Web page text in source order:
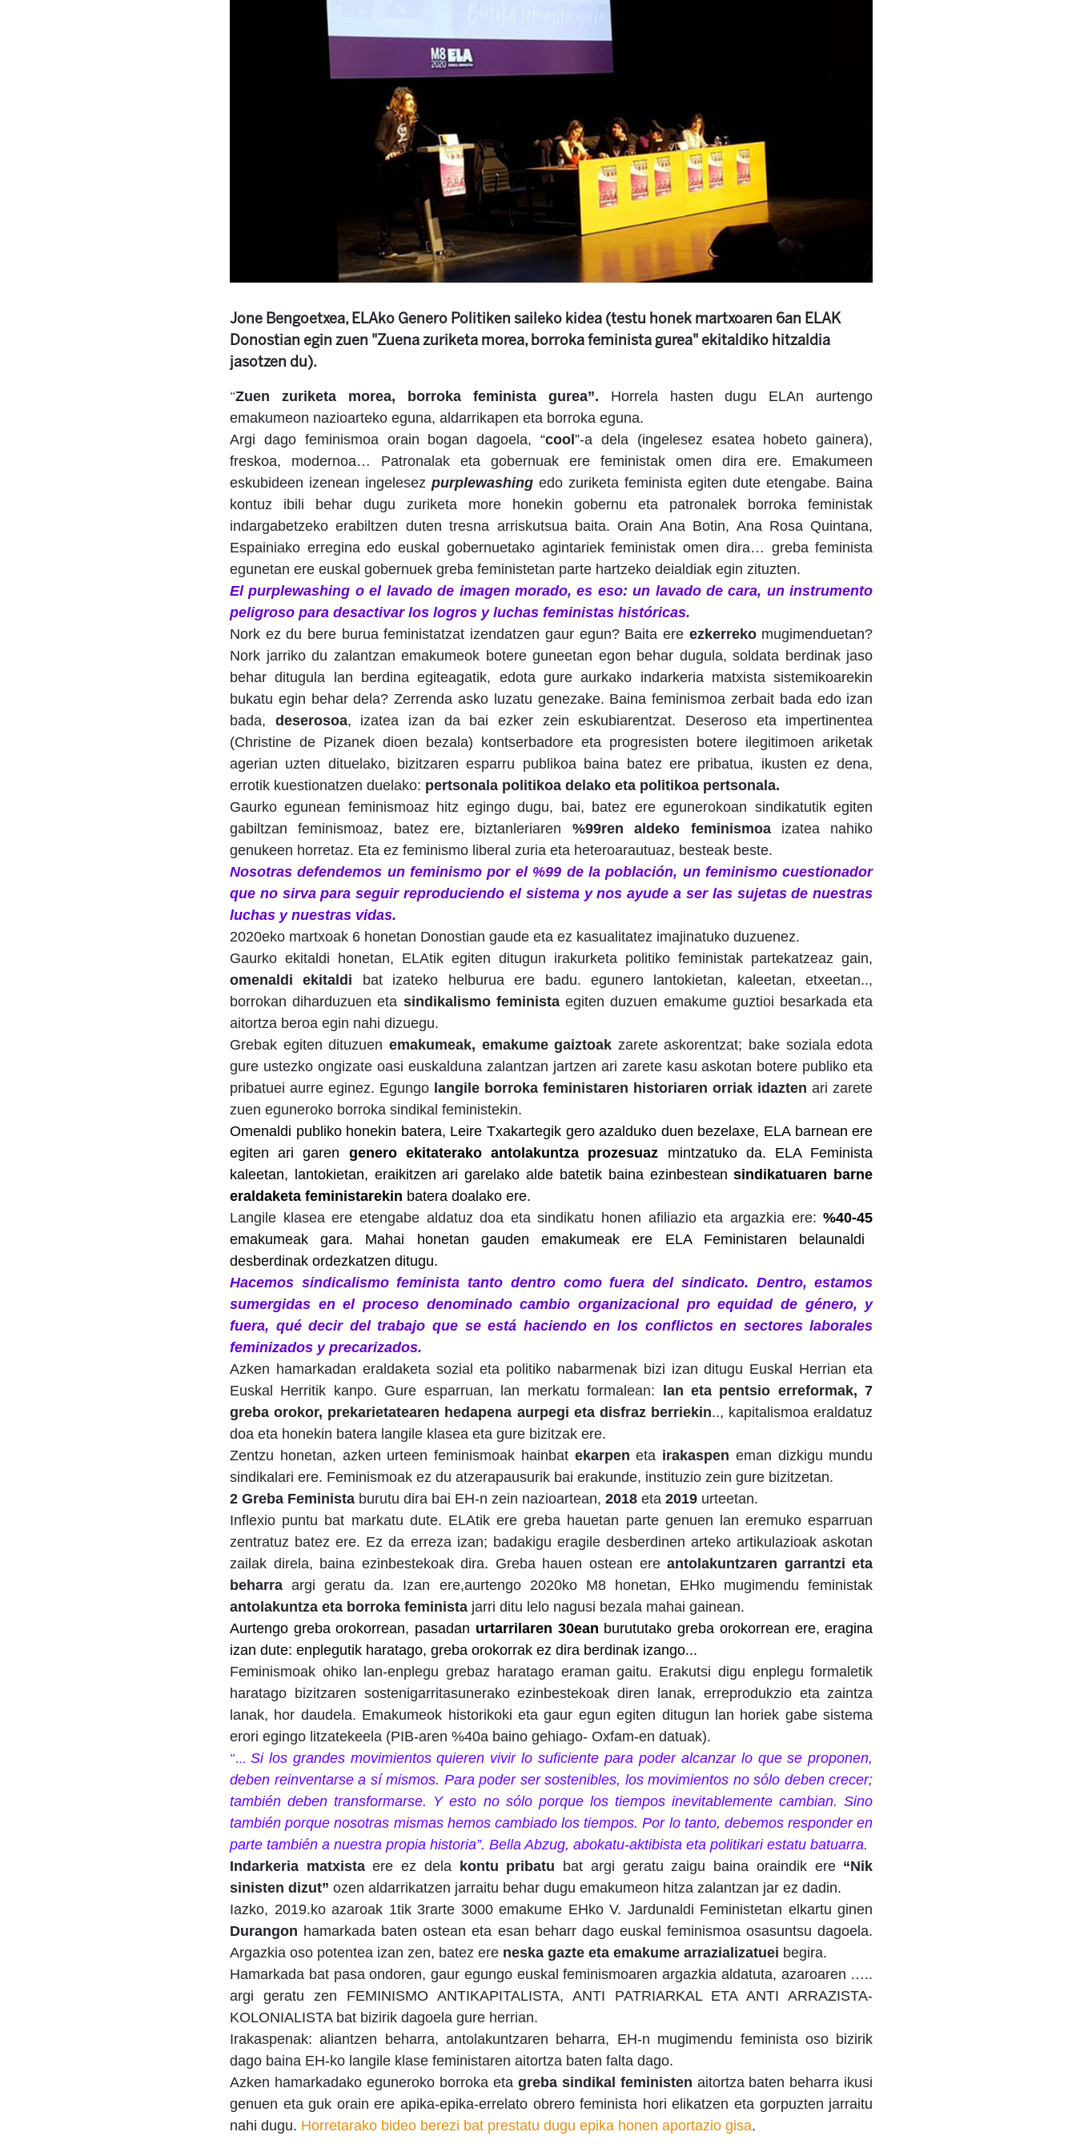
Jone Bengoetxea, ELAko Genero Politiken saileko kidea (testu honek martxoaren 6an ELAK
Donostian egin zuen "Zuena zuriketa morea, borroka feminista gurea" ekitaldiko hitzaldia
jasotzen du).
“Zuen zuriketa morea, borroka feminista gurea”. Horrela hasten dugu ELAn aurtengo
emakumeon nazioarteko eguna, aldarrikapen eta borroka eguna.
Argi dago feminismoa orain bogan dagoela, “cool”-a dela (ingelesez esatea hobeto gainera),
freskoa, modernoa… Patronalak eta gobernuak ere feministak omen dira ere. Emakumeen
eskubideen izenean ingelesezpurplewashing edo zuriketa feminista egiten dute etengabe. Baina
kontuz ibili behar dugu zuriketa more honekin gobernu eta patronalek borroka feministak
indargabetzeko erabiltzen duten tresna arriskutsua baita. Orain Ana Botin, Ana Rosa Quintana,
Espainiako erregina edo euskal gobernuetako agintariek feministak omen dira… greba feminista
egunetan ere euskal gobernuek greba feministetan parte hartzeko deialdiak egin zituzten.
El purplewashing o el lavado de imagen morado, es eso: un lavado de cara, un instrumento
peligroso para desactivar los logros y luchas feministas históricas.
Nork ez du bere burua feministatzat izendatzen gaur egun? Baita ere ezkerrekomugimenduetan?
Nork jarriko du zalantzan emakumeok botere guneetan egon behar dugula, soldata berdinak jaso
behar ditugula lan berdina egiteagatik, edota gure aurkako indarkeria matxista sistemikoarekin
bukatu egin behar dela? Zerrenda asko luzatu genezake. Baina feminismoa zerbait bada edo izan
bada, deserosoa, izatea izan da bai ezker zein eskubiarentzat. Deseroso eta impertinentea
(Christine de Pizanek dioen bezala) kontserbadore eta progresisten botere ilegitimoen ariketak
agerian uzten dituelako, bizitzaren esparru publikoa baina batez ere pribatua, ikusten ez dena,
errotik kuestionatzen duelako: pertsonala politikoa delako eta politikoa pertsonala.
Gaurko egunean feminismoaz hitz egingo dugu, bai, batez ere egunerokoan sindikatutik egiten
gabiltzan feminismoaz, batez ere, biztanleriaren %99ren aldeko feminismoaizatea nahiko
genukeen horretaz. Eta ez feminismo liberal zuria eta heteroarautuaz, besteak beste.
Nosotras defendemos un feminismo por el %99 de la población, un feminismo cuestionador
que no sirva para seguir reproduciendo el sistema y nos ayude a ser las sujetas de nuestras
luchas y nuestras vidas.
2020eko martxoak 6 honetan Donostian gaude eta ez kasualitatez imajinatuko duzuenez.
Gaurko ekitaldi honetan, ELAtik egiten ditugun irakurketa politiko feministak partekatzeaz gain,
omenaldi ekitaldi bat izateko helburua ere badu. egunero lantokietan, kaleetan, etxeetan..,
borrokan diharduzuen eta sindikalismo feministaegiten duzuen emakume guztioi besarkada eta
aitortza beroa egin nahi dizuegu.
Grebak egiten dituzuen emakumeak, emakume gaiztoak zarete askorentzat; bake soziala edota
gure ustezko ongizate oasi euskalduna zalantzan jartzen ari zarete kasu askotan botere publiko eta
pribatuei aurre eginez. Egungo langile borroka feministaren historiaren orriak idazten ari zarete
zuen eguneroko borroka sindikal feministekin.
Omenaldi publiko honekin batera, Leire Txakartegik gero azalduko duen bezelaxe, ELA barnean ere
egiten ari garen genero ekitaterako antolakuntza prozesuaz mintzatuko da. ELA Feminista
kaleetan, lantokietan, eraikitzen ari garelako alde batetik baina ezinbesteansindikatuaren barne
eraldaketa feministarekin batera doalako ere.
Langile klasea ere etengabe aldatuz doa eta sindikatu honen afiliazio eta argazkia ere:%40-45
emakumeak gara. Mahai honetan gauden emakumeak ere ELA Feministaren belaunaldi
desberdinak ordezkatzen ditugu.
Hacemos sindicalismo feminista tanto dentro como fuera del sindicato. Dentro, estamos
sumergidas en el proceso denominado cambio organizacional pro equidad de género, y
fuera, qué decir del trabajo que se está haciendo en los conflictos en sectores laborales
feminizados y precarizados.
Azken hamarkadan eraldaketa sozial eta politiko nabarmenak bizi izan ditugu Euskal Herrian eta
Euskal Herritik kanpo. Gure esparruan, lan merkatuformalean: laneta pentsio erreformak, 7
greba orokor, prekarietatearen hedapena aurpegi eta disfraz berriekin.., kapitalismoa eraldatuz
doa eta honekin batera langile klasea eta gure bizitzak ere.
Zentzu honetan, azken urteen feminismoak hainbat ekarpen eta irakaspen eman dizkigu mundu
sindikalari ere. Feminismoak ez du atzerapausurik bai erakunde, instituzio zein gure bizitzetan.
2 Greba Feminista burutu dira bai EH-n zein nazioartean, 2018 eta 2019 urteetan.
Inflexio puntu bat markatu dute. ELAtik ere greba hauetan parte genuen lan eremuko esparruan
zentratuz batez ere. Ez da erreza izan; badakigu eragile desberdinen arteko artikulazioak askotan
zailak direla, baina ezinbestekoak dira. Greba hauen ostean ereantolakuntzaren garrantzi eta
beharra argi geratu da. Izan ere,aurtengo 2020ko M8 honetan, EHko mugimendu feministak
antolakuntza eta borroka feminista jarri ditu lelo nagusi bezala mahai gainean.
Aurtengo greba orokorrean, pasadan urtarrilaren 30ean burututako greba orokorrean ere, eragina
izan dute: enplegutik haratago, greba orokorrak ez dira berdinak izango...
Feminismoak ohiko lan-enplegu grebaz haratago eraman gaitu. Erakutsi digu enplegu formaletik
haratago bizitzaren sostenigarritasunerako ezinbestekoak diren lanak, erreprodukzio eta zaintza
lanak, hor daudela. Emakumeok historikoki eta gaur egun egiten ditugun lan horiek gabe sistema
erori egingo litzatekeela (PIB-aren %40a baino gehiago- Oxfam-en datuak).
“… Si los grandes movimientos quieren vivir lo suficiente para poder alcanzar lo que se proponen,
deben reinventarse a sí mismos. Para poder ser sostenibles, los movimientos no sólo deben crecer;
también deben transformarse. Y esto no sólo porque los tiempos inevitablemente cambian. Sino
también porque nosotras mismas hemos cambiado los tiempos. Por lo tanto, debemos responder en
parte también a nuestra propia historia”. Bella Abzug, abokatu-aktibista eta politikari estatu batuarra.
Indarkeria matxistaere ez dela kontu pribatu bat argi geratu zaigu baina oraindik ere “Nik
sinisten dizut” ozen aldarrikatzen jarraitu behar dugu emakumeon hitza zalantzan jar ez dadin.
Iazko, 2019.ko azaroak 1tik 3rarte 3000 emakume EHko V. Jardunaldi Feministetan elkartu ginen
Durangon hamarkada baten ostean eta esan beharr dago euskal feminismoa osasuntsu dagoela.
Argazkia oso potentea izan zen, batez ere neska gazte eta emakume arrazializatuei begira.
Hamarkada bat pasa ondoren, gaur egungo euskal feminismoaren argazkia aldatuta, azaroaren …..
argi geratu zen FEMINISMO ANTIKAPITALISTA, ANTI PATRIARKAL ETA ANTI ARRAZISTA-
KOLONIALISTA bat bizirik dagoela gure herrian.
Irakaspenak: aliantzen beharra, antolakuntzaren beharra, EH-n mugimendu feminista oso bizirik
dago baina EH-ko langile klase feministaren aitortza baten falta dago.
Azken hamarkadako eguneroko borroka eta greba sindikal feministen aitortza baten beharra ikusi
genuen eta guk orain ere apika-epika-errelato obrero feminista hori elikatzen eta gorpuzten jarraitu
nahi dugu. Horretarako bideo berezi bat prestatu dugu epika honen aportazio gisa.